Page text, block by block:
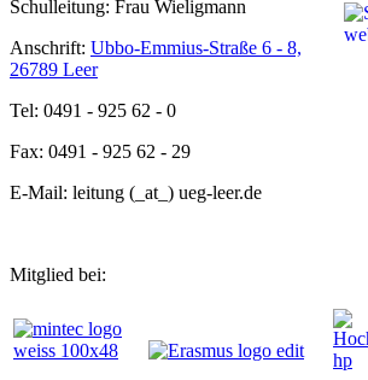
Schulleitung: Frau Wieligmann
Anschrift: Ubbo-Emmius-Straße 6 - 8,
26789 Leer
Tel: 0491 - 925 62 - 0
Fax: 0491 - 925 62 - 29
E-Mail: leitung (_at_) ueg-leer.de
Mitglied bei: